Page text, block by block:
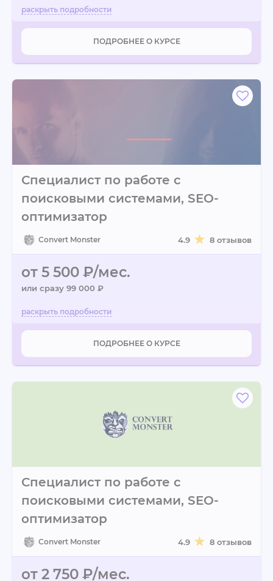
ПОДРОБНЕЕ О КУРСЕ
Специалист по работе с
поисковыми системами, SEO-
оптимизатор
Convert Monster 4.9 8 отзывов
от 5 500 ₽/мес.
или сразу 99 000 ₽
ПОДРОБНЕЕ О КУРСЕ
Специалист по работе с
поисковыми системами, SEO-
оптимизатор
Convert Monster 4.9 8 отзывов
от 2 750 ₽/мес.